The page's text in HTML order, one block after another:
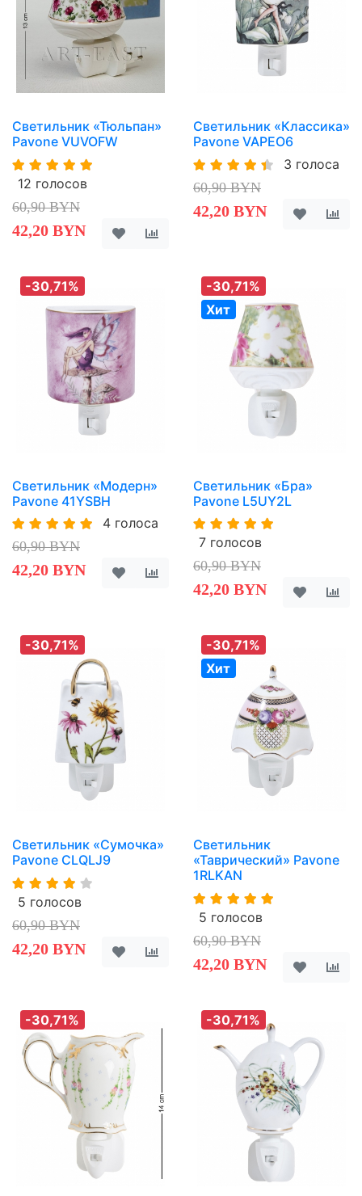
Светильник «Тюльпан»
Pavone VUVOFW
12 голосов
60,90 BYN
42,20 BYN
Светильник «Классика»
Pavone VAPEO6
3 голоса
60,90 BYN
42,20 BYN
-30,71%
Светильник «Модерн»
Pavone 41YSBH
4 голоса
60,90 BYN
42,20 BYN
-30,71%
Хит
Светильник «Бра»
Pavone L5UY2L
7 голосов
60,90 BYN
42,20 BYN
-30,71%
Светильник «Сумочка»
Pavone CLQLJ9
5 голосов
60,90 BYN
42,20 BYN
-30,71%
Хит
Светильник
«Таврический» Pavone
1RLKAN
5 голосов
60,90 BYN
42,20 BYN
-30,71% -30,71%